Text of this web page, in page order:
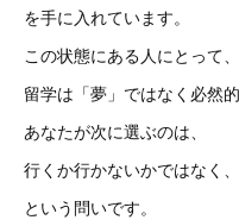
を手に入れています。
この状態にある人にとって、
留学は「夢」ではなく必然
あなたが次に選ぶのは、
行くか行かないかではなく
という問いです。